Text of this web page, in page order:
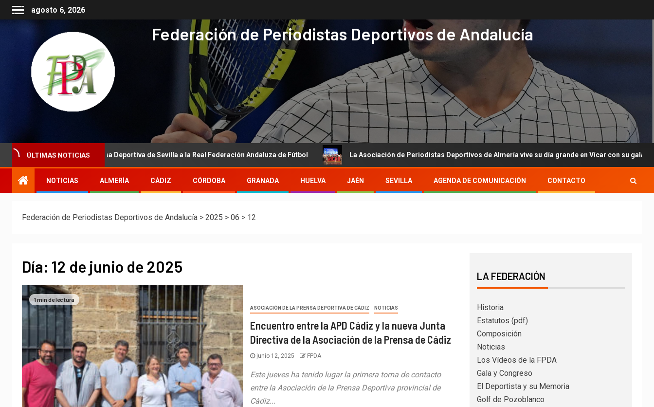
agosto 6, 2026
Federación de Periodistas Deportivos de Andalucía
ÚLTIMAS NOTICIAS
de la Prensa Deportiva de Sevilla a la Real Federación Andaluza de Fútbol La Asociación de Periodistas Deportivos de Almería vive su día grande en Vícar con su gala anual
NOTICIAS ALMERÍA CÁDIZ CÓRDOBA GRANADA HUELVA JAÉN SEVILLA AGENDA DE COMUNICACIÓN CONTACTO
Federación de Periodistas Deportivos de Andalucía > 2025 > 06 > 12
Día: 12 de junio de 2025
1 min de lectura
ASOCIACIÓN DE LA PRENSA DEPORTIVA DE CÁDIZ NOTICIAS
Encuentro entre la APD Cádiz y la nueva Junta
Directiva de la Asociación de la Prensa de Cádiz
junio 12, 2025 FPDA
Este jueves ha tenido lugar la primera toma de contacto
entre la Asociación de la Prensa Deportiva provincial de
Cádiz...
LA FEDERACIÓN
Historia
Estatutos (pdf)
Composición
Noticias
Los Vídeos de la FPDA
Gala y Congreso
El Deportista y su Memoria
Golf de Pozoblanco